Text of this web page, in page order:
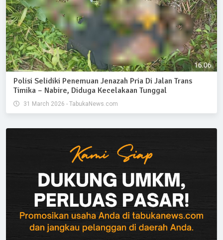
Polisi Selidiki Penemuan Jenazah Pria Di Jalan Trans
Timika – Nabire, Diduga Kecelakaan Tunggal
31 March 2026 - TabukaNews.com